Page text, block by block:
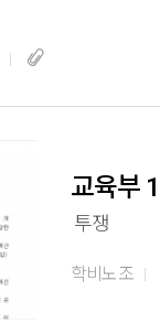
교육부
투쟁
학비노조